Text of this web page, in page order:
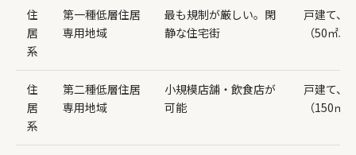
住
居
系
第一種低層住居
専用地域
最も規制が厳しい。閑
静な住宅街
戸建て、
（50㎡以
住
居
系
第二種低層住居
専用地域
小規模店舗・飲食店が
可能
戸建て、
（150㎡